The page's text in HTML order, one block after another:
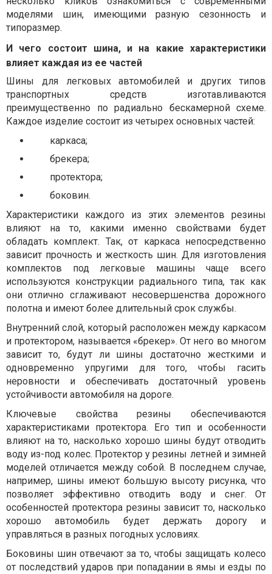
моделями шин, имеющими разную сезонность и
типоразмер.
И чего состоит шина, и на какие характеристики
влияет каждая из ее частей
Шины для легковых автомобилей и других типов
транспортных средств изготавливаются
преимущественно по радиально бескамерной схеме.
Каждое изделие состоит из четырех основных частей:
каркаса;
брекера;
протектора;
боковин.
Характеристики каждого из этих элементов резины
влияют на то, какими именно свойствами будет
обладать комплект. Так, от каркаса непосредственно
зависит прочность и жесткость шин. Для изготовления
комплектов под легковые машины чаще всего
используются конструкции радиального типа, так как
они отлично сглаживают несовершенства дорожного
полотна и имеют более длительный срок службы.
Внутренний слой, который расположен между каркасом
и протектором, называется «брекер». От него во многом
зависит то, будут ли шины достаточно жесткими и
одновременно упругими для того, чтобы гасить
неровности и обеспечивать достаточный уровень
устойчивости автомобиля на дороге.
Ключевые свойства резины обеспечиваются
характеристиками протектора. Его тип и особенности
влияют на то, насколько хорошо шины будут отводить
воду из-под колес. Протектор у резины летней и зимней
моделей отличается между собой. В последнем случае,
например, шины имеют большую высоту рисунка, что
позволяет эффективно отводить воду и снег. От
особенностей протектора резины зависит то, насколько
хорошо автомобиль будет держать дорогу и
управляться в разных погодных условиях.
Боковины шин отвечают за то, чтобы защищать колесо
от последствий ударов при попадании в ямы и езды по